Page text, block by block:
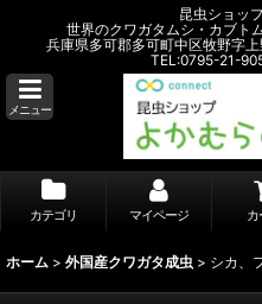
昆虫ショッ
世界のクワガタムシ・カブト
兵庫県多可郡多可町中区牧野字
TEL:0795-21-
メニュー
カテゴリ マイページ カ
ホーム > 外国産クワガタ成虫 > シカ、